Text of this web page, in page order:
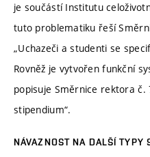
je součástí Institutu
tuto problematiku řeší
„Uchazeči a studenti se
Rovněž je vytvořen funkční
popisuje Směrnice rektora č.
stipendium“.
NÁVAZNOST NA DALŠÍ TYPY